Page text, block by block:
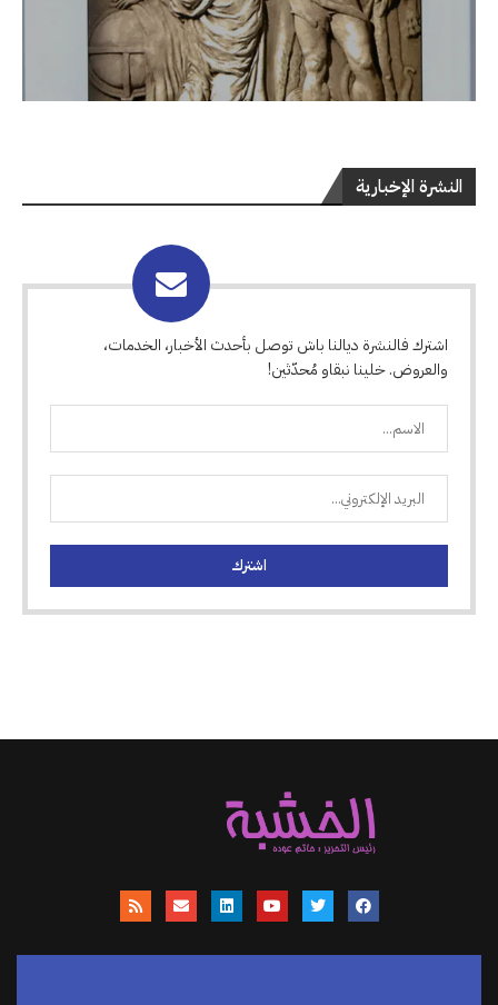
النشرة الإخبارية
اشترك فالنشرة ديالنا باش توصل بأحدث الأخبار، الخدمات،
والعروض. خلينا نبقاو مُحدّثين!